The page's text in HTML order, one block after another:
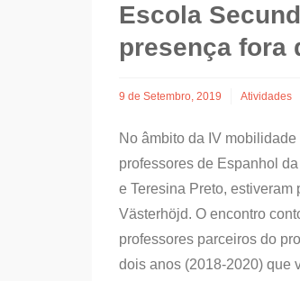
Escola
presença fora
9 de Setembro, 2019 Atividades
No âmbito da IV
professores de Espanhol
e Teresina Preto,
Västerhöjd. O encontro
professores parceiros do
dois anos (2018-2020) que